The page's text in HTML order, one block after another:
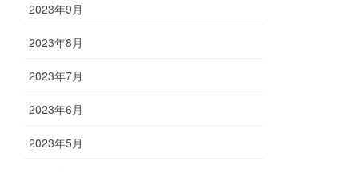
2023年9月
2023年8月
2023年7月
2023年6月
2023年5月